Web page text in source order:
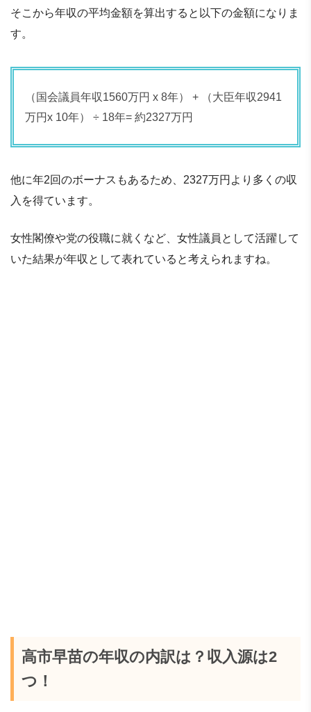
そこから年収の平均金額を算出すると以下の金額になりま
す。
（国会議員年収1560万円 x 8年） + （大臣年収2941
万円x 10年） ÷ 18年= 約2327万円
他に年2回のボーナスもあるため、2327万円より多くの収
入を得ています。
女性閣僚や党の役職に就くなど、女性議員として活躍して
いた結果が年収として表れていると考えられますね。
高市早苗の年収の内訳は？収入源は2
つ！